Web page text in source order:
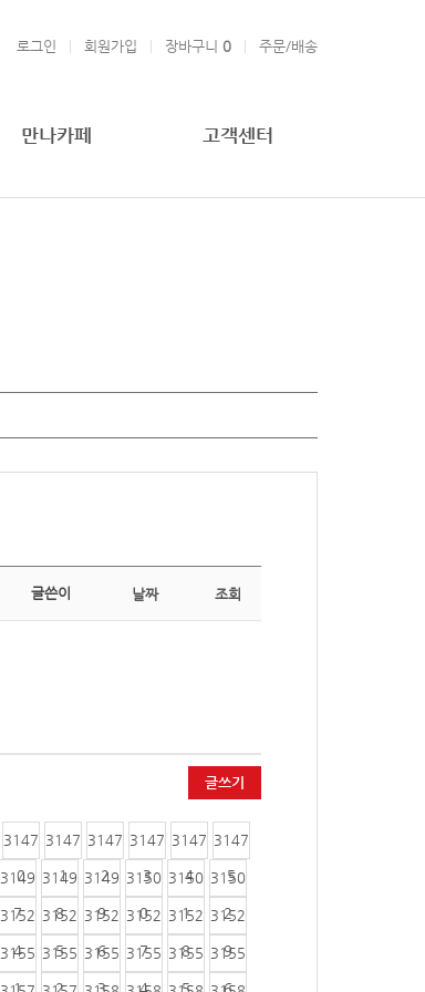
로그인 회원가입 장바구니 0 주문/배송
만나카페 고객센터
글쓴이 날짜 조회
글쓰기
3147
0
3147
1
3147
2
3147
3
3147
4
3147
5
3149
7
3149
8
3149
9
3150
0
3150
1
3150
2
3152
4
3152
5
3152
6
3152
7
3152
8
3152
9
3155
1
3155
2
3155
3
3155
4
3155
5
3155
6